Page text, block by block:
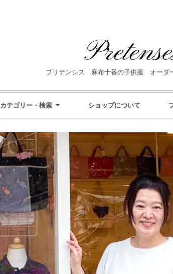
プリテンシス 麻布十番の子供服 オーダ
カテゴリー・検索 ショップについて